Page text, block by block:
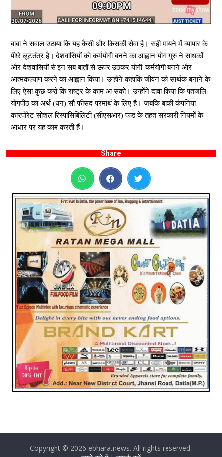
बाबा ने सवाल उठाया कि यह कैसी और किसकी सेवा है। सही मायने में व्यापार के
पीछे लूटतंत्र है। देशवासियों को कर्मयोगी बनने का आह्वान योग गुरु ने साधकों
और देशवासियों से इन सब बातों से ऊपर उठकर योगी-कर्मयोगी बनने और
आत्मकल्याण करने का आह्वान किया। उन्होंने कहाकि जीवन को सार्थक बनाने के
लिए ऐसा कुछ करो कि राष्ट्र के काम आ सको। उन्होंने दावा किया कि पतंजलि
योगपीठ का अर्थ (धन) सौ फीसद परमार्थ के लिए है। जबकि बाकी कंपनियां
कारपोरेट सोशल रिस्पांसिबिलिटी (सीएसआर) फंड के तहत सरकारी नियमों के
आधार पर यह काम करती हैं।
Share
Copyright © 2026 ebharatnews. All rights reserved.